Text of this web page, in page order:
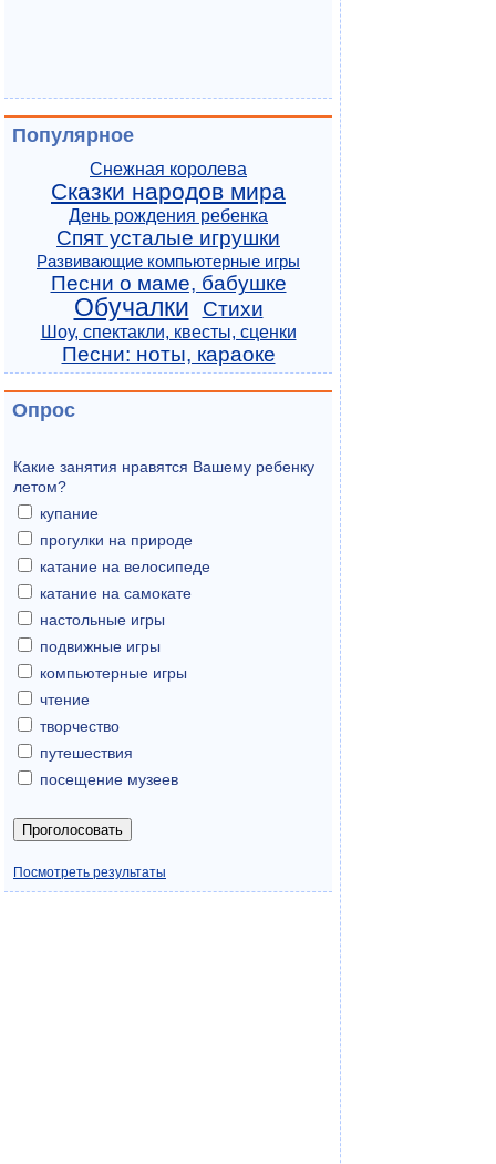
Популярное
Снежная королева
Сказки народов мира
День рождения ребенка
Спят усталые игрушки
Развивающие компьютерные игры
Песни о маме, бабушке
Обучалки Стихи
Шоу, спектакли, квесты, сценки
Песни: ноты, караоке
Опрос
Какие занятия нравятся Вашему ребенку
летом?
купание
прогулки на природе
катание на велосипеде
катание на самокате
настольные игры
подвижные игры
компьютерные игры
чтение
творчество
путешествия
посещение музеев
Посмотреть результаты